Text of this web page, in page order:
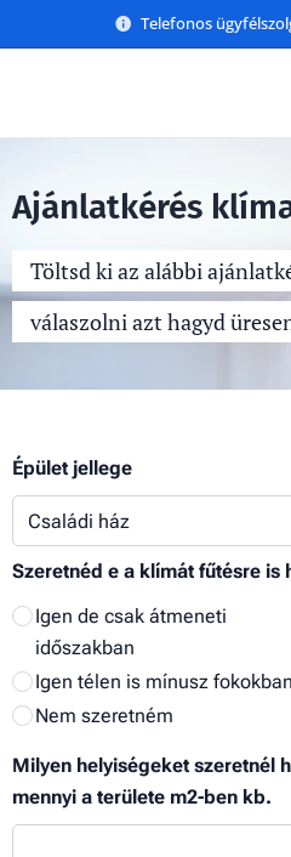
Telefonos
Ajánlatkérés
Töltsd ki az alábbi
válaszolni azt hagyd
Épület jellege
Szeretnéd e a klímát fűtésre is
Igen de csak átmeneti
időszakban
Igen télen is mínusz fokokban
Nem szeretném
Milyen helyiségeket szeretnél
mennyi a területe m2-ben kb.